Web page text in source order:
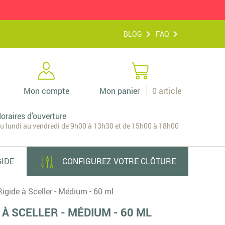
BLOG FAQ
Mon panier 0 article
Mon compte
d'ouverture
lundi au vendredi de 9h00 à 13h30 et de 15h00 à 18h00
CONFIGUREZ VOTRE CLÔTURE
à Sceller - Médium - 60 ml
À SCELLER - MÉDIUM - 60 ML